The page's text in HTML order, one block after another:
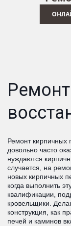
Ремонт кирпичных
довольно часто
нуждаются
случается, на
новых кирпичных
когда выполнить
квалификации,
кровельщики.
конструкция, как
печей и каминов